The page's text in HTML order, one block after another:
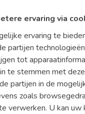
ervaring via
ervaring te
partijen
tot
te stemmen met
partijen in de
zoals
verwerken. U kan uw
Te